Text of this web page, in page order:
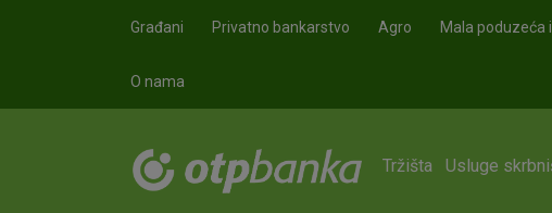
Građani Privatno bankarstvo Agro Mala poduzeća
O nama
Tržišta Usluge